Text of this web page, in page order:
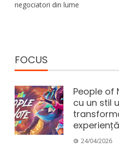
negociatori din lume
FOCUS
People of
cu un stil
24/04/2026